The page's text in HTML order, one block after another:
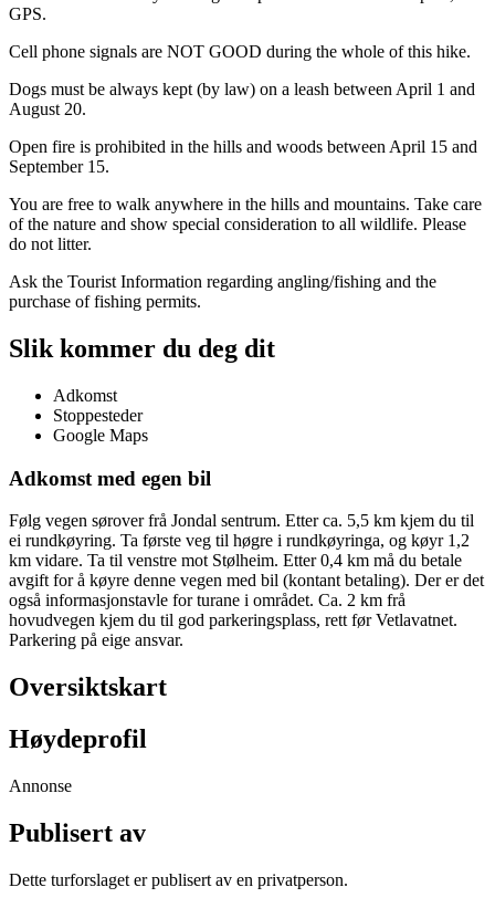
GPS.
Cell phone signals are NOT GOOD during the whole of this hike.
Dogs must be always kept (by law) on a leash between April 1 and
August 20.
Open fire is prohibited in the hills and woods between April 15 and
September 15.
You are free to walk anywhere in the hills and mountains. Take care
of the nature and show special consideration to all wildlife. Please
do not litter.
Ask the Tourist Information regarding angling/fishing and the
purchase of fishing permits.
Slik kommer du deg dit
Adkomst
Stoppesteder
Google Maps
Adkomst med egen bil
Følg vegen sørover frå Jondal sentrum. Etter ca. 5,5 km kjem du til
ei rundkøyring. Ta første veg til høgre i rundkøyringa, og køyr 1,2
km vidare. Ta til venstre mot Stølheim. Etter 0,4 km må du betale
avgift for å køyre denne vegen med bil (kontant betaling). Der er det
også informasjonstavle for turane i området. Ca. 2 km frå
hovudvegen kjem du til god parkeringsplass, rett før Vetlavatnet.
Parkering på eige ansvar.
Oversiktskart
Høydeprofil
Annonse
Publisert av
Dette turforslaget er publisert av en privatperson.